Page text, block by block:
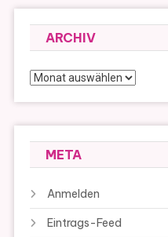
ARCHIV
Archiv
META
Anmelden
Eintrags-Feed